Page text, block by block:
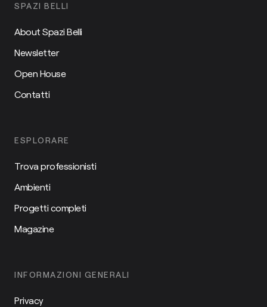
SPAZI BELLI
About Spazi Belli
Newsletter
Open House
Contatti
ESPLORARE
Trova professionisti
Ambienti
Progetti completi
Magazine
INFORMAZIONI GENERALI
Privacy